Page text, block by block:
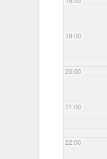
19:00
20:00
21:00
22:00